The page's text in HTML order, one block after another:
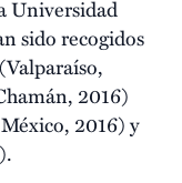
Universidad
sido recogidos
2016)
2016) y